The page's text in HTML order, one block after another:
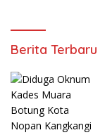
Newstv
Berita Terbaru